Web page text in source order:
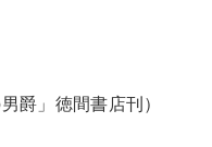
爵」徳間書店刊）